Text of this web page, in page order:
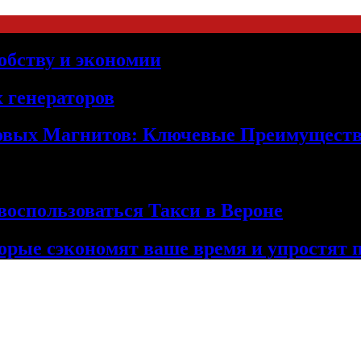
и экономии
Магнитов: Ключевые
Такси в Вероне
сэкономят ваше время и упростят